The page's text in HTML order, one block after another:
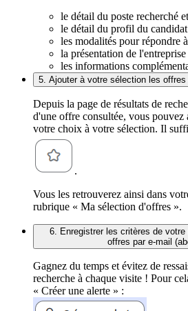
le détail du poste recherché
le détail du profil du
les modalités pour répondre
la présentation de
les informations
5. Ajouter à votre sélection les
Depuis la page de résultats de
d'une offre consultée, vous pouvez
votre choix à votre sélection. Il
.
Vous les retrouverez ainsi dans
rubrique « Ma sélection d'offres ».
6. Enregistrer les critères de
offres par e-mail
Gagnez du temps et évitez de
recherche à chaque visite ! Pour
« Créer une alerte » :